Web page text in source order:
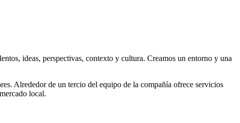
ideas, perspectivas, contexto y cultura. Creamos un entorno y una
Alrededor de un tercio del equipo de la compañía ofrece servicios
local.